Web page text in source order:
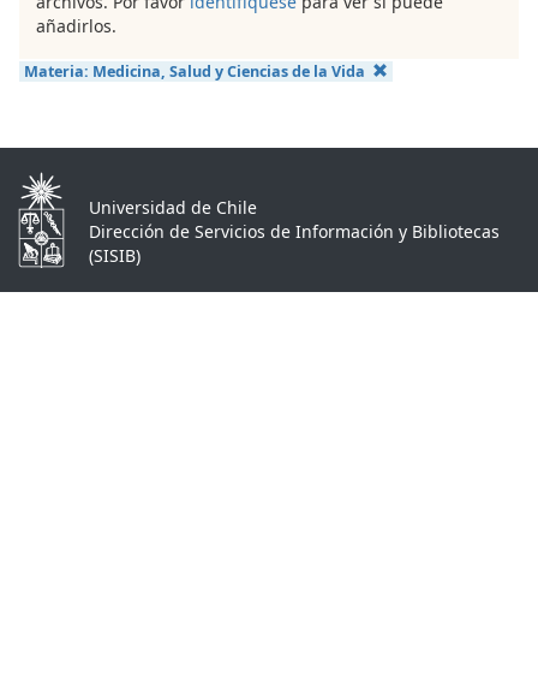
añadirlos.
Materia: Medicina, Salud y Ciencias de la Vida
Universidad de Chile
Dirección de Servicios de Información y Bibliotecas
(SISIB)